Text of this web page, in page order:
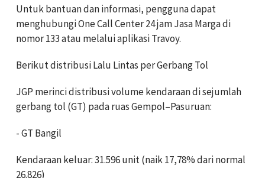
Untuk bantuan dan informasi, pengguna dapat
menghubungi One Call Center 24 jam Jasa Marga di
nomor 133 atau melalui aplikasi Travoy.
Berikut distribusi Lalu Lintas per Gerbang Tol
JGP merinci distribusi volume kendaraan di sejumlah
gerbang tol (GT) pada ruas Gempol–Pasuruan:
- GT Bangil
Kendaraan keluar: 31.596 unit (naik 17,78% dari normal
26.826)